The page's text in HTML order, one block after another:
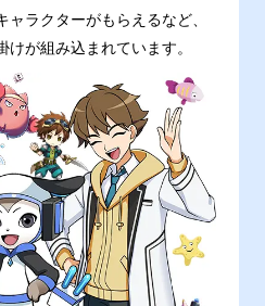
ラクターがもらえるなど、
が組み込まれています。